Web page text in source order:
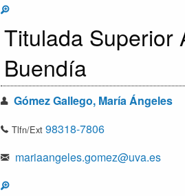
Titulada Superior
Buendía
Gómez Gallego, María Ángeles
Tlfn/Ext 98318-7806
mariaangeles.gomez@uva.es